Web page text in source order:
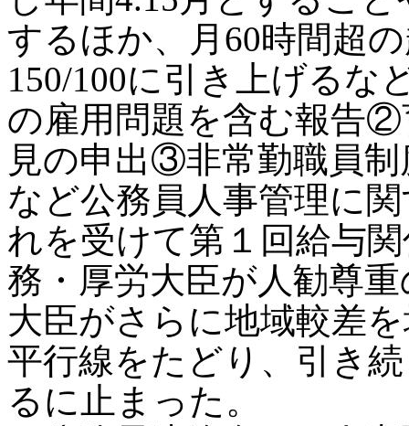
するほか、月60時間超
150/100に引き上げるな
の雇用問題を含む報告
見の申出③非常勤職員
など公務員人事管理に
れを受けて第１回給与
務・厚労大臣が人勧尊
大臣がさらに地域較差
平行線をたどり、引き
るに止まった。